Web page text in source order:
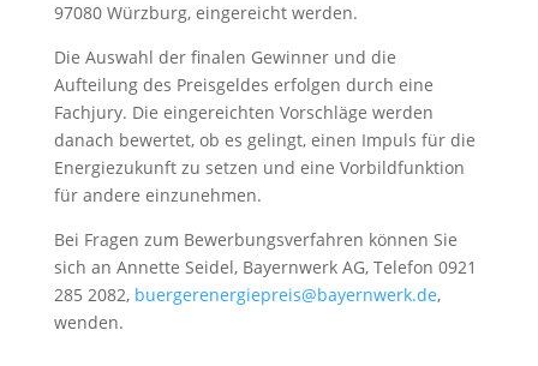
97080 Würzburg, eingereicht werden.
Die Auswahl der finalen Gewinner und die
Aufteilung des Preisgeldes erfolgen durch eine
Fachjury. Die eingereichten Vorschläge werden
danach bewertet, ob es gelingt, einen Impuls für die
Energiezukunft zu setzen und eine Vorbildfunktion
für andere einzunehmen.
Bei Fragen zum Bewerbungsverfahren können Sie
sich an Annette Seidel, Bayernwerk AG, Telefon 0921
285 2082, buergerenergiepreis@bayernwerk.de,
wenden.